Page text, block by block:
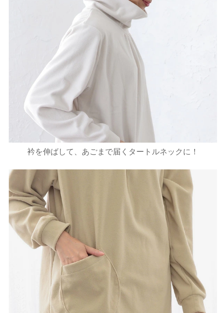
衿を伸ばして、あごまで届くタートルネックに！